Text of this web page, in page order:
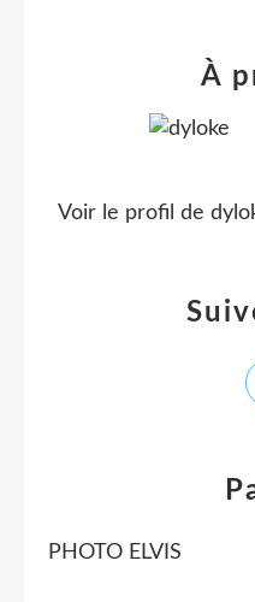
PHOTO ELVIS
À
Voir le profil de